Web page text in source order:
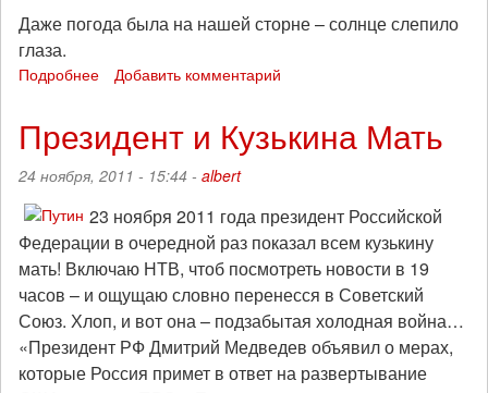
Даже погода была на нашей сторне – солнце слепило
глаза.
Подробнее
прошла
акция
памяти
погибших
анархистов
Добавить комментарий
Президент и Кузькина Мать
24 ноября, 2011 - 15:44 - albert
23 ноября 2011 года президент Российской
Федерации в очередной раз показал всем кузькину
мать! Включаю НТВ, чтоб посмотреть новости в 19
часов – и ощущаю словно перенесся в Советский
Союз. Хлоп, и вот она – подзабытая холодная война…
«Президент РФ Дмитрий Медведев объявил о мерах,
которые Россия примет в ответ на развертывание